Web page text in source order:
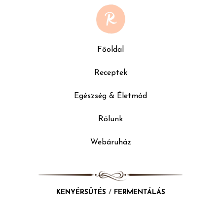
Főoldal
Receptek
Egészség & Életmód
Rólunk
Webáruház
KENYÉRSÜTÉS / FERMENTÁLÁS